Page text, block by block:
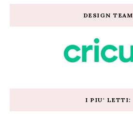
DESIGN TEAM
I PIU' LETTI: